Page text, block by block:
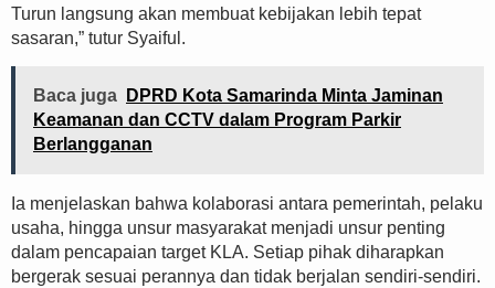
Turun langsung akan membuat kebijakan lebih tepat
sasaran,” tutur Syaiful.
Baca juga
DPRD Kota Samarinda Minta Jaminan
Keamanan dan CCTV dalam Program Parkir
Berlangganan
Ia menjelaskan bahwa kolaborasi antara pemerintah, pelaku
usaha, hingga unsur masyarakat menjadi unsur penting
dalam pencapaian target KLA. Setiap pihak diharapkan
bergerak sesuai perannya dan tidak berjalan sendiri-sendiri.